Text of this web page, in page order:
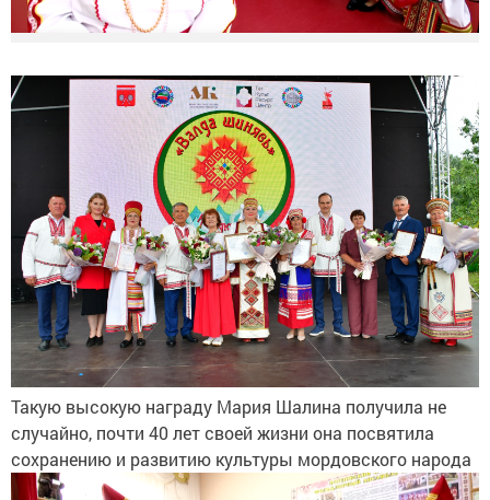
Такую высокую награду Мария Шалина получила не
случайно, почти 40 лет своей жизни она посвятила
сохранению и развитию культуры мордовского народа